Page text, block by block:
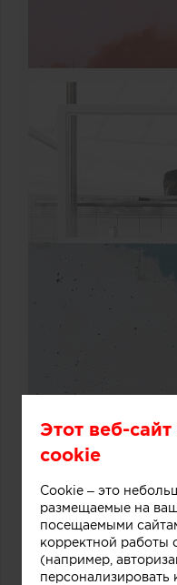
Этот веб-
cookie
Cookie – это
размещаемые на
посещаемыми
корректной работы
(например,
персонализировать